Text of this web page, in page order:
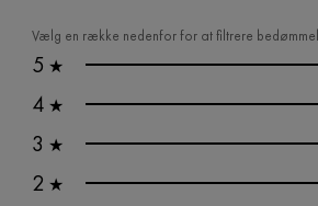
Vælg en række nedenfor for at filtrere
5 ★
4 ★
3 ★
2 ★